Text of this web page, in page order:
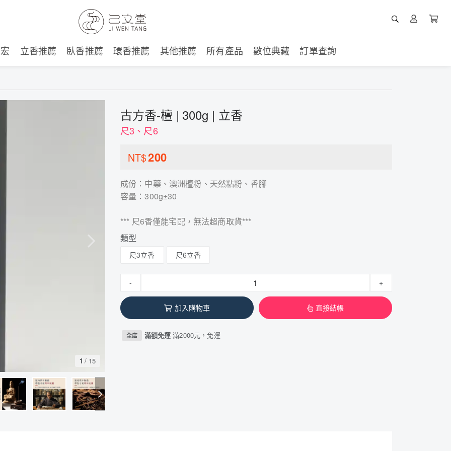
立香推薦 臥香推薦 環香推薦 其他推薦 所有產品 數位典藏 訂單查詢
1 / 15
古方香-檀 | 300g | 立香
尺3、尺6
NT$200
成份：中藥、澳洲檀粉、天然粘粉、香腳
容量：300g±30
*** 尺6香僅能宅配，無法超商取貨***
類型
尺3立香 尺6立香
- +
加入購物車 直接結帳
全店 滿額免運滿2000元，免運